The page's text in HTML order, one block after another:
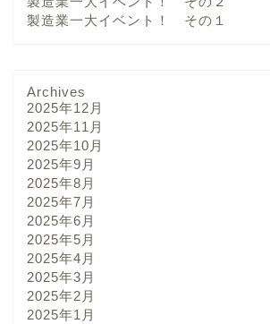
製造業一大イベント！ その１
Archives
2025年12月
2025年11月
2025年10月
2025年9月
2025年8月
2025年7月
2025年6月
2025年5月
2025年4月
2025年3月
2025年2月
2025年1月